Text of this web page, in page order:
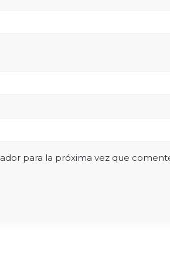
para la próxima vez que